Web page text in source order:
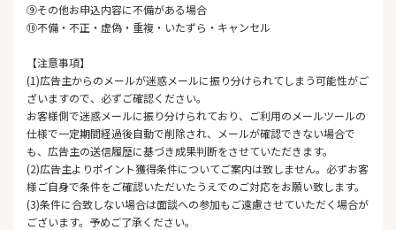
⑨その他お申込内容に不備がある場合
⑩不備・不正・虚偽・重複・いたずら・キャンセル
【注意事項】
(1)広告主からのメールが迷惑メールに振り分けられてしまう可能性がご
ざいますので、必ずご確認ください。
お客様側で迷惑メールに振り分けられており、ご利用のメールツールの
仕様で一定期間経過後自動で削除され、メールが確認できない場合で
も、広告主の送信履歴に基づき成果判断をさせていただきます。
(2)広告主よりポイント獲得条件についてご案内は致しません。必ずお客
様ご自身で条件をご確認いただいたうえでのご対応をお願い致します。
(3)条件に合致しない場合は面談への参加もご遠慮させていただく場合が
ございます。予めご了承ください。